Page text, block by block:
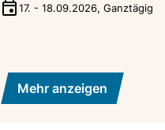
17. - 18.09.2026, Ganztägig
Mehr anzeigen